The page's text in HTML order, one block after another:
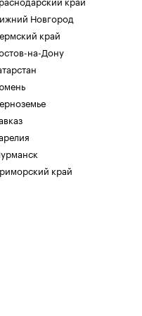
Новгород
край
на-Дону
край